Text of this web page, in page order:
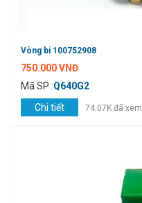
Vòng bi 100752908
750.000 VNĐ
Mã SP :Q640G2
Chi tiết
74.07K đã xem